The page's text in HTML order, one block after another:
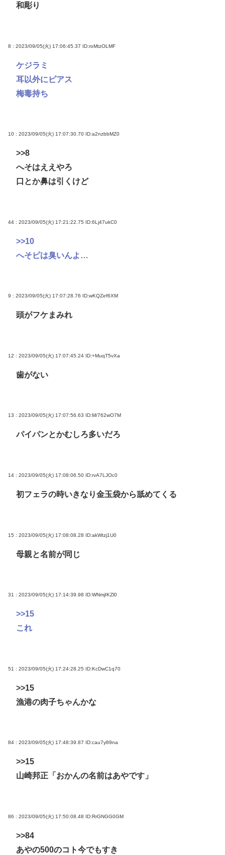
和彫り
8 : 2023/09/05(火) 17:06:45.37 ID:roMtzOLMF
ケジラミ
耳以外にピアス
梅毒持ち
10 : 2023/09/05(火) 17:07:30.70 ID:a2nzbbMZ0
>>8
へそはええやろ
口とか鼻は引くけど
44 : 2023/09/05(火) 17:21:22.75 ID:6Lj47ukC0
>>10
へそピは臭いんよ…
9 : 2023/09/05(火) 17:07:28.76 ID:wKQZef6XM
頭がフケまみれ
12 : 2023/09/05(火) 17:07:45.24 ID:+MuqT5vXa
歯がない
13 : 2023/09/05(火) 17:07:56.63 ID:M/762wO7M
パイパンとかむしろ多いだろ
14 : 2023/09/05(火) 17:08:06.50 ID:rvA7LJOc0
初フェラの時いきなり金玉袋から舐めてくる
15 : 2023/09/05(火) 17:08:08.28 ID:akWtzj1U0
母親と名前が同じ
31 : 2023/09/05(火) 17:14:39.98 ID:WNmjIKZl0
>>15
これ
51 : 2023/09/05(火) 17:24:28.25 ID:KcDwC1q70
>>15
漁港の肉子ちゃんかな
84 : 2023/09/05(火) 17:48:39.87 ID:cau7y89na
>>15
山崎邦正「おかんの名前はあやです」
86 : 2023/09/05(火) 17:50:08.48 ID:RrGNGG0GM
>>84
あやの500のコト今でもすき